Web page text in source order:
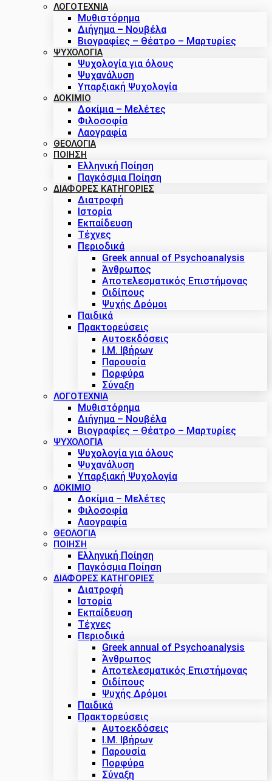
ΛΟΓΟΤΕΧΝΙΑ
Μυθιστόρημα
Διήγημα – Νουβέλα
Βιογραφίες – Θέατρο – Μαρτυρίες
ΨΥΧΟΛΟΓΙΑ
Ψυχολογία για όλους
Ψυχανάλυση
Υπαρξιακή Ψυχολογία
ΔΟΚΊΜΙΟ
Δοκίμια – Μελέτες
Φιλοσοφία
Λαογραφία
ΘΕΟΛΟΓΙΑ
ΠΟΙΗΣΗ
Ελληνική Ποίηση
Παγκόσμια Ποίηση
ΔΙΑΦΟΡΕΣ ΚΑΤΗΓΟΡΙΕΣ
Διατροφή
Ιστορία
Εκπαίδευση
Τέχνες
Περιοδικά
Greek annual of Psychoanalysis
Άνθρωπος
Αποτελεσματικός Επιστήμονας
Οιδίπους
Ψυχής Δρόμοι
Παιδικά
Πρακτoρεύσεις
Αυτοεκδόσεις
Ι.Μ. Ιβήρων
Παρουσία
Πορφύρα
Σύναξη
ΛΟΓΟΤΕΧΝΙΑ
Μυθιστόρημα
Διήγημα – Νουβέλα
Βιογραφίες – Θέατρο – Μαρτυρίες
ΨΥΧΟΛΟΓΙΑ
Ψυχολογία για όλους
Ψυχανάλυση
Υπαρξιακή Ψυχολογία
ΔΟΚΊΜΙΟ
Δοκίμια – Μελέτες
Φιλοσοφία
Λαογραφία
ΘΕΟΛΟΓΙΑ
ΠΟΙΗΣΗ
Ελληνική Ποίηση
Παγκόσμια Ποίηση
ΔΙΑΦΟΡΕΣ ΚΑΤΗΓΟΡΙΕΣ
Διατροφή
Ιστορία
Εκπαίδευση
Τέχνες
Περιοδικά
Greek annual of Psychoanalysis
Άνθρωπος
Αποτελεσματικός Επιστήμονας
Οιδίπους
Ψυχής Δρόμοι
Παιδικά
Πρακτoρεύσεις
Αυτοεκδόσεις
Ι.Μ. Ιβήρων
Παρουσία
Πορφύρα
Σύναξη